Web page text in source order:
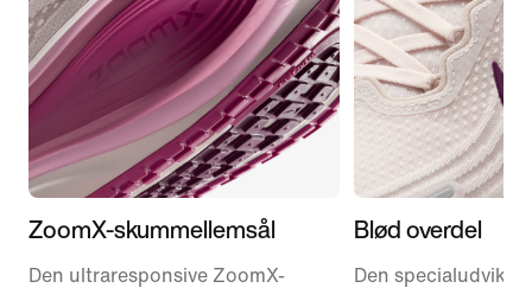
ZoomX-skummellemsål
Den ultraresponsive ZoomX-
Blød overdel
Den